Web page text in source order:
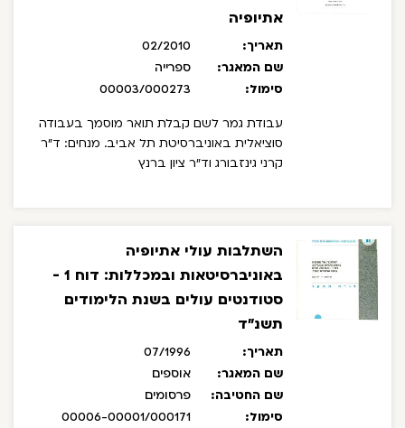
אתיופיה
תאריך:
02/2010
שם המאגר:
ספרייה
סימול:
00003/000273
עבודת גמר לשם קבלת תואר מוסמך בעבודה
סוציאלית באוניברסיטת תל אביב. מנחים: ד"ר
קרני גינזבורג וד"ר ציון ברנץ
השתלבות עולי אתיופיה
באוניברסיטאות ובמכללות: דוח 1 -
סטודנטים עולים בשנת הלימודים
תשנ"ד
תאריך:
07/1996
שם המאגר:
אוספים
שם החטיבה:
פרסומים
סימול:
00006-00001/000171